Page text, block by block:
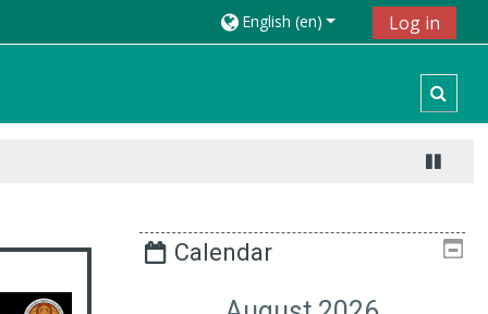
English ‎(en)‎ Log in
Calendar